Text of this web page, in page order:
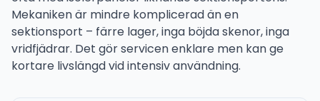
Mekaniken är mindre komplicerad än en
sektionsport – färre lager, inga böjda skenor, inga
vridfjädrar. Det gör servicen enklare men kan ge
kortare livslängd vid intensiv användning.